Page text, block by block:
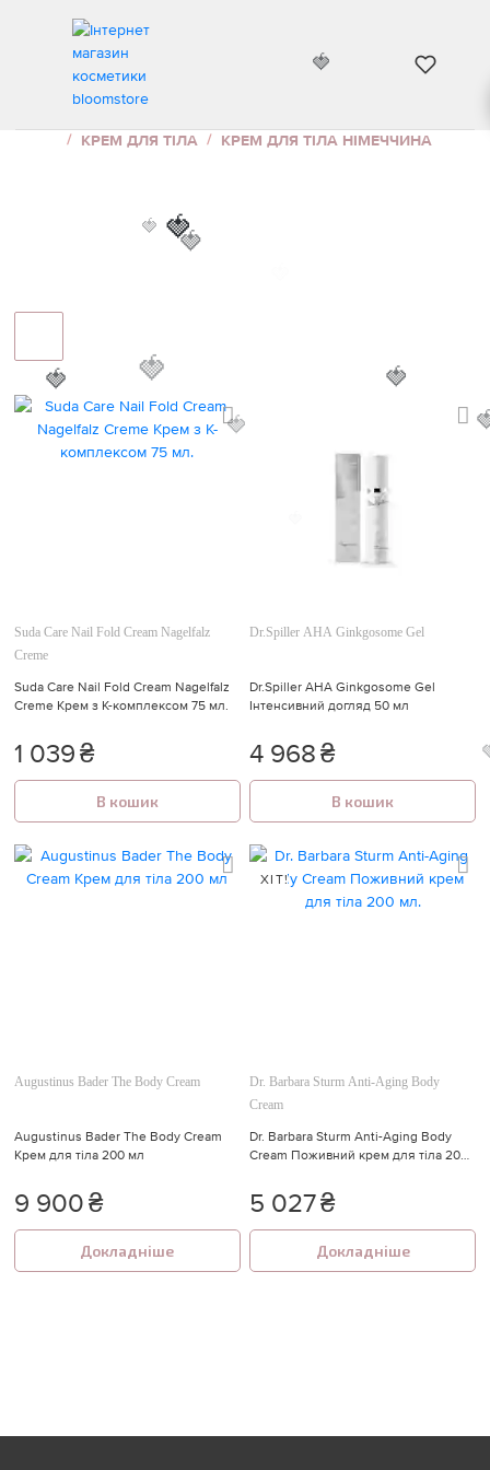
КРЕМ ДЛЯ ТІЛА НІМЕЧЧИНА
КРЕМ ДЛЯ ТІЛА
КРЕМ ДЛЯ ТІЛА НІМЕЧЧИНА
Suda Care Nail Fold Cream Nagelfalz
Creme
Suda Care Nail Fold Cream Nagelfalz
Creme Крем з К-комплексом 75 мл.
1 039₴
В кошик
Dr.Spiller AHA Ginkgosome Gel
Dr.Spiller AHA Ginkgosome Gel
Інтенсивний догляд 50 мл
4 968₴
В кошик
Augustinus Bader The Body Cream
Augustinus Bader The Body Cream
Крем для тіла 200 мл
9 900₴
Докладніше
ХІТ!
Dr. Barbara Sturm Anti-Aging Body
Cream
Dr. Barbara Sturm Anti-Aging Body
Cream Поживний крем для тіла 200
5 027₴
Докладніше
🍓
🍓
🍓
🍓
🍓
🍓